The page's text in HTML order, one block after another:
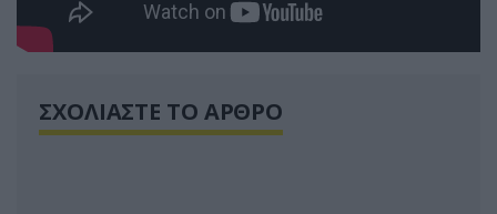
ΣΧΟΛΙΑΣΤΕ ΤΟ ΑΡΘΡΟ